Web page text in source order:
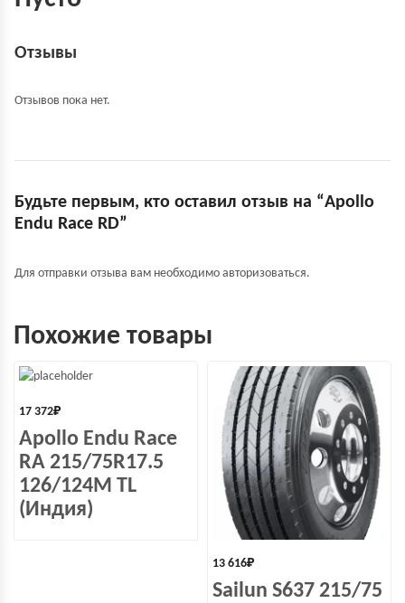
Отзывы
Отзывов пока нет.
Будьте первым, кто оставил отзыв на “Apollo
Endu Race RD”
Для отправки отзыва вам необходимо авторизоваться.
Похожие товары
17 372₽
Apollo Endu Race
RA 215/75R17.5
126/124M TL
(Индия)
13 616₽
Sailun S637 215/75